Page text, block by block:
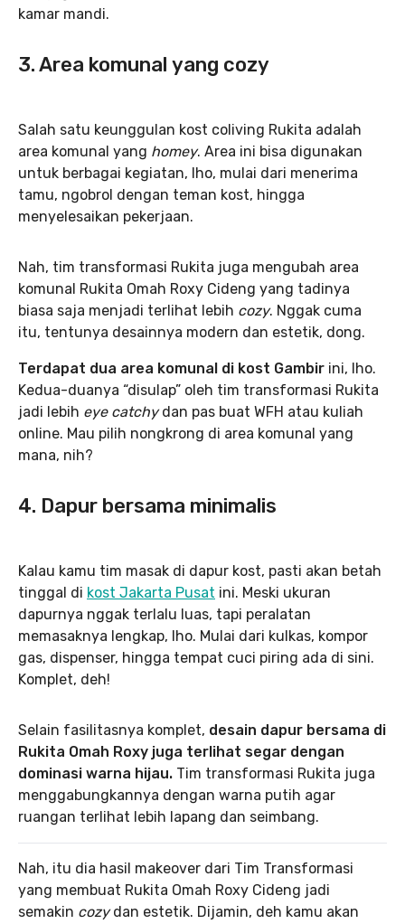
kamar mandi.
3. Area komunal yang cozy
Salah satu keunggulan kost coliving Rukita adalah
area komunal yang homey. Area ini bisa digunakan
untuk berbagai kegiatan, lho, mulai dari menerima
tamu, ngobrol dengan teman kost, hingga
menyelesaikan pekerjaan.
Nah, tim transformasi Rukita juga mengubah area
komunal Rukita Omah Roxy Cideng yang tadinya
biasa saja menjadi terlihat lebih cozy. Nggak cuma
itu, tentunya desainnya modern dan estetik, dong.
Terdapat dua area komunal di kost Gambir ini, lho.
Kedua-duanya “disulap” oleh tim transformasi Rukita
jadi lebih eye catchydan pas buat WFH atau kuliah
online. Mau pilih nongkrong di area komunal yang
mana, nih?
4. Dapur bersama minimalis
Kalau kamu tim masak di dapur kost, pasti akan betah
tinggal di kost Jakarta Pusat ini. Meski ukuran
dapurnya nggak terlalu luas, tapi peralatan
memasaknya lengkap, lho. Mulai dari kulkas, kompor
gas, dispenser, hingga tempat cuci piring ada di sini.
Komplet, deh!
Selain fasilitasnya komplet, desain dapur bersama di
Rukita Omah Roxy juga terlihat segar dengan
dominasi warna hijau. Tim transformasi Rukita juga
menggabungkannya dengan warna putih agar
ruangan terlihat lebih lapang dan seimbang.
Nah, itu dia hasil makeover dari Tim Transformasi
yang membuat Rukita Omah Roxy Cideng jadi
semakin cozydan estetik. Dijamin, deh kamu akan